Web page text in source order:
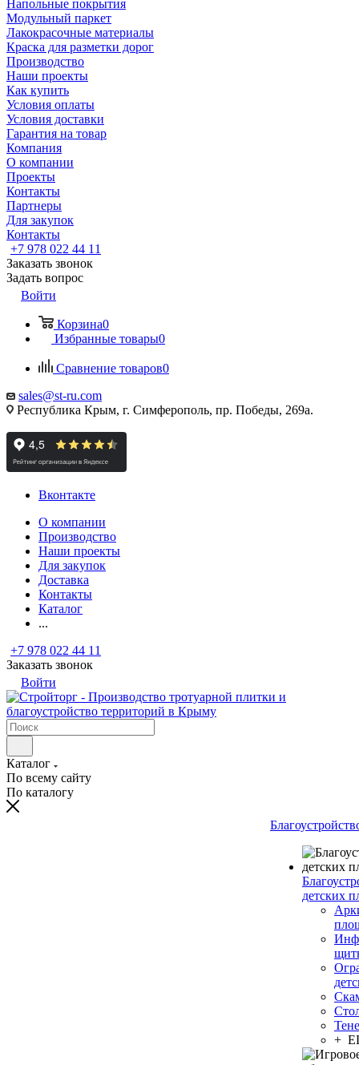
Напольные покрытия
Модульный паркет
Лакокрасочные материалы
Краска для разметки дорог
Производство
Наши проекты
Как купить
Условия оплаты
Условия доставки
Гарантия на товар
Компания
О компании
Проекты
Контакты
Партнеры
Для закупок
Контакты
+7 978 022 44 11
Заказать звонок
Задать вопрос
Войти
Корзина0
Избранные товары0
Сравнение товаров0
sales@st-ru.com
Республика Крым, г. Симферополь, пр. Победы, 269а.
Вконтакте
О компании
Производство
Наши проекты
Для закупок
Доставка
Контакты
Каталог
...
+7 978 022 44 11
Заказать звонок
Войти
Каталог
По всему сайту
По каталогу
детских
+